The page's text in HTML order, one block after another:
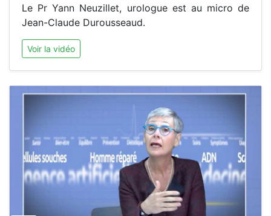
Le Pr Yann Neuzillet, urologue est au micro de
Jean-Claude Durousseaud.
Voir la vidéo